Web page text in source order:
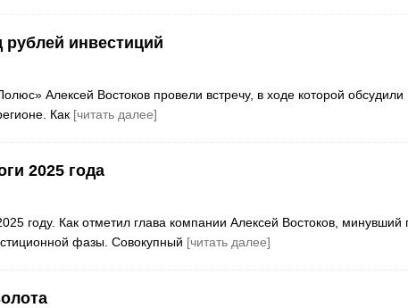
инвестиций
Алексей Востоков провели встречу, в ходе которой обсудили
Как [читать далее]
2025 года
году. Как отметил глава компании Алексей Востоков, минувший
фазы. Совокупный [читать далее]